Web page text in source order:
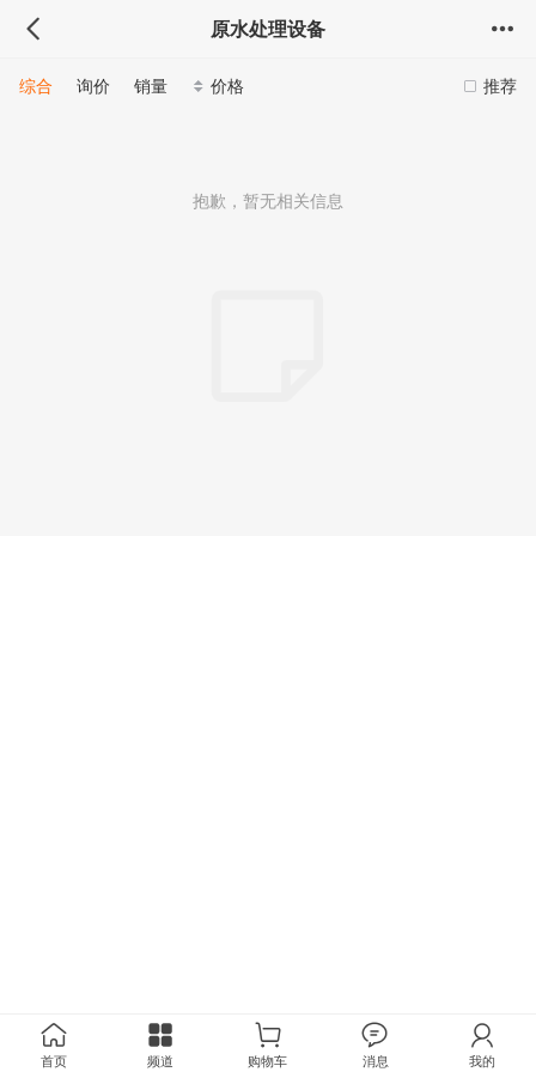
原水处理设备
推荐
综合 询价 销量 价格
抱歉，暂无相关信息
首页 频道 购物车 消息 我的